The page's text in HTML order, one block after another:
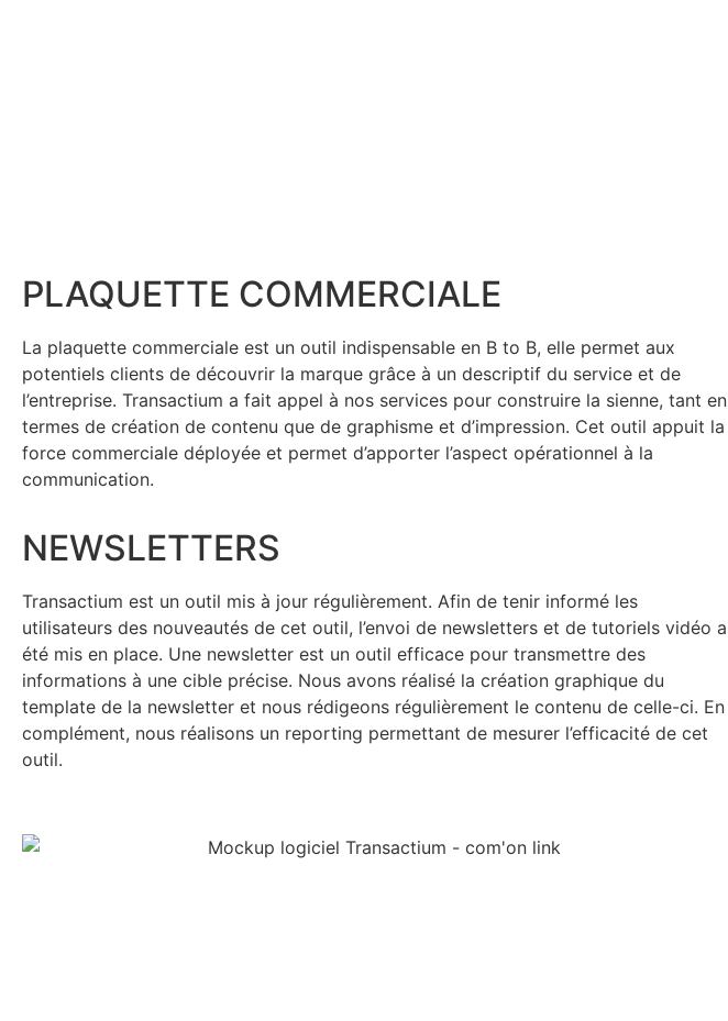
PLAQUETTE COMMERCIALE
La plaquette commerciale est un outil indispensable en B to B, elle permet aux
potentiels clients de découvrir la marque grâce à un descriptif du service et de
l’entreprise. Transactium a fait appel à nos services pour construire la sienne, tant en
termes de création de contenu que de graphisme et d’impression. Cet outil appuit la
force commerciale déployée et permet d’apporter l’aspect opérationnel à la
communication.
NEWSLETTERS
Transactium est un outil mis à jour régulièrement. Afin de tenir informé les
utilisateurs des nouveautés de cet outil, l’envoi de newsletters et de tutoriels vidéo a
été mis en place. Une newsletter est un outil efficace pour transmettre des
informations à une cible précise. Nous avons réalisé la création graphique du
template de la newsletter et nous rédigeons régulièrement le contenu de celle-ci. En
complément, nous réalisons un reporting permettant de mesurer l’efficacité de cet
outil.